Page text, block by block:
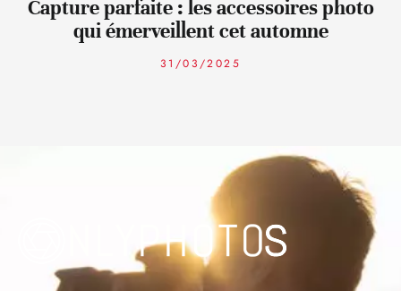
Capture parfaite : les accessoires photo
qui émerveillent cet automne
31/03/2025